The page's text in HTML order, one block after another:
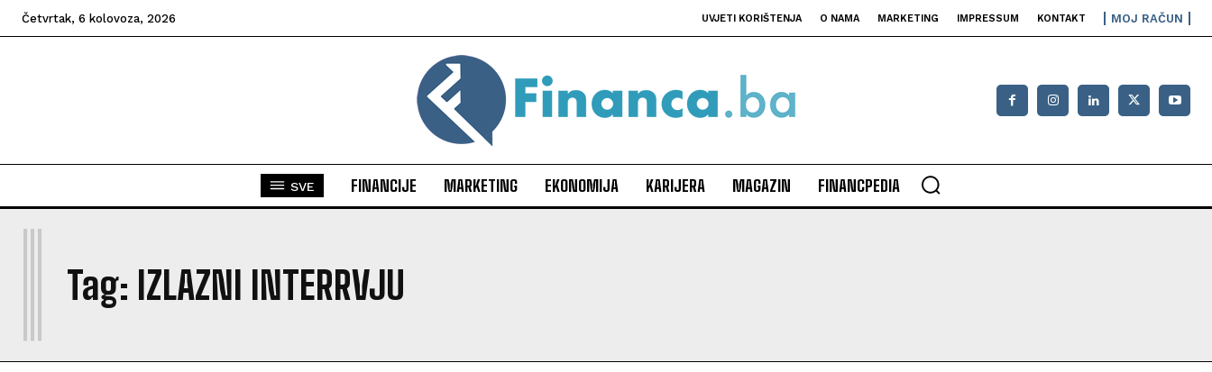
Četvrtak, 6 kolovoza, 2026 UVJETI KORIŠTENJA O NAMA MARKETING IMPRESSUM KONTAKT MOJ RAČUN
SVE FINANCIJE MARKETING EKONOMIJA KARIJERA MAGAZIN FINANCPEDIA
Tag: IZLAZNI INTERRVJU
I